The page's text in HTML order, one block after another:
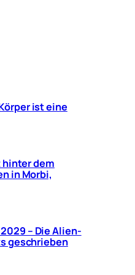
ist eine
hinter dem
in Morbi,
– Die Alien-
geschrieben